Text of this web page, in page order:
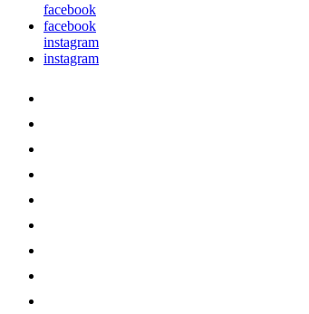
facebook
facebook
instagram
instagram